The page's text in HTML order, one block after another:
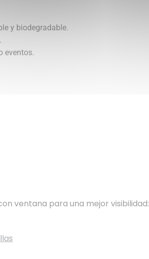
y biodegradable.
eventos.
ventana para una mejor visibilidad: